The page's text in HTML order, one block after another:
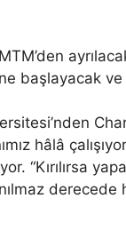
başlayacak
hâlâ
“Kırılırsa